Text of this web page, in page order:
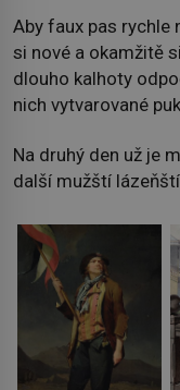
Aby faux pas rychle
si nové a okamžitě
dlouho kalhoty
nich vytvarované
Na druhý den už je
další mužští